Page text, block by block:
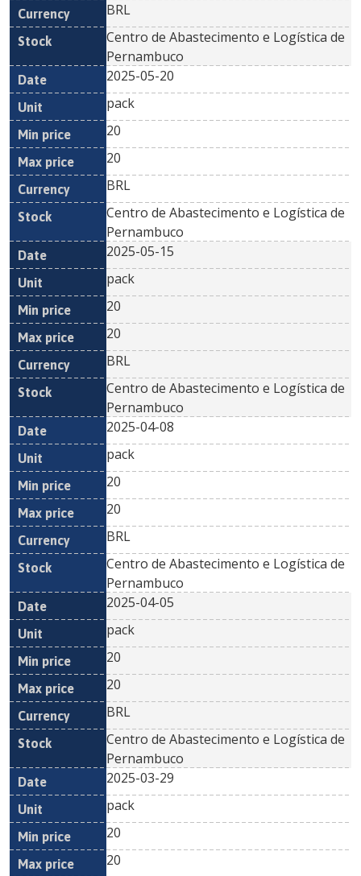
BRL
Centro de Abastecimento e Logística de
Pernambuco
2025-05-20
pack
20
20
BRL
Centro de Abastecimento e Logística de
Pernambuco
2025-05-15
pack
20
20
BRL
Centro de Abastecimento e Logística de
Pernambuco
2025-04-08
pack
20
20
BRL
Centro de Abastecimento e Logística de
Pernambuco
2025-04-05
pack
20
20
BRL
Centro de Abastecimento e Logística de
Pernambuco
2025-03-29
pack
20
20